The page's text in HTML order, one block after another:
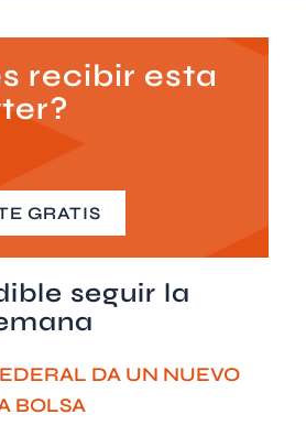
recibir esta
GRATIS
seguir la
DA UN NUEVO
BOLSA